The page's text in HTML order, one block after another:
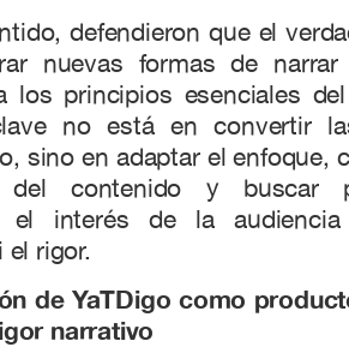
defendieron que el
nuevas formas de
los principios esenciales
no está en convertir
sino en adaptar el enfoque,
del contenido y buscar
el interés de la
rigor.
de YaTDigo como
narrativo